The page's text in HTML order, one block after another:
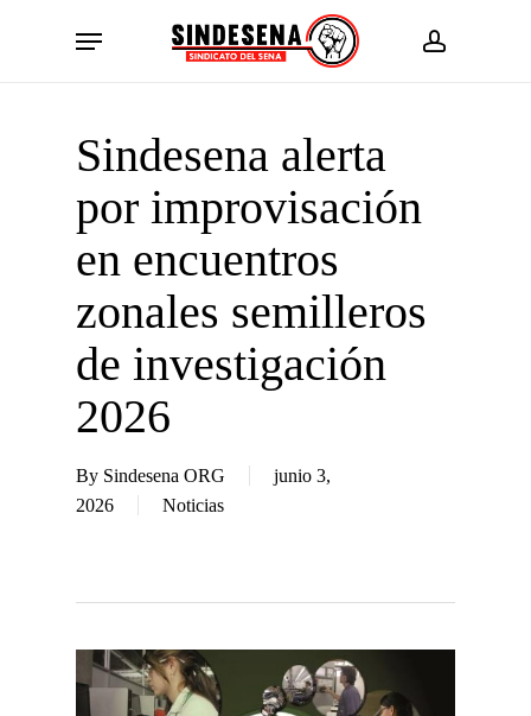
account
Menu
Sindesena alerta
por improvisación
en encuentros
zonales semilleros
de investigación
2026
By Sindesena ORG
junio 3,
2026
Noticias